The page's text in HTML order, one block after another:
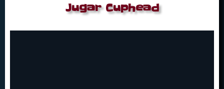
Jugar Cuphead